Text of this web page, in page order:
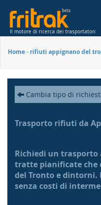
Il motore di ricerca dei trasportatori
Home- rifiuti appignano del
Cambia tipo di
Trasporto rifiuti da
Richiedi un
tratte pianificate che
del Tronto e dintorni.
senza costi di